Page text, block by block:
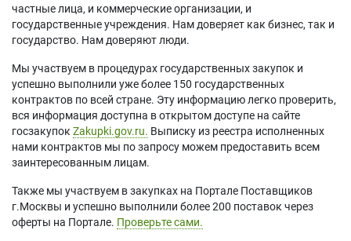
частные лица, и коммерческие организации, и
государственные учреждения. Нам доверяет как бизнес, так и
государство. Нам доверяют люди.
Мы участвуем в процедурах государственных закупок и
успешно выполнили уже более 150 государственных
контрактов по всей стране. Эту информацию легко проверить,
вся информация доступна в открытом доступе на сайте
госзакупок Zakupki.gov.ru. Выписку из реестра исполненных
нами контрактов мы по запросу можем предоставить всем
заинтересованным лицам.
Также мы участвуем в закупках на Портале Поставщиков
г.Москвы и успешно выполнили более 200 поставок через
оферты на Портале. Проверьте сами.